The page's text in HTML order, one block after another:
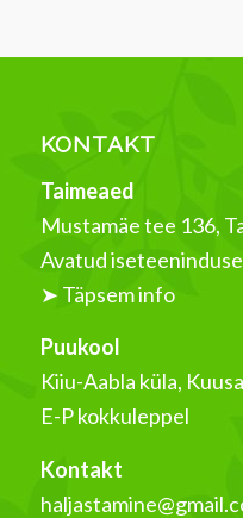
KONTAKT
Taimeaed
Mustamäe tee 136,
Avatud
➤ Täpsem info
Puukool
Kiiu-Aabla küla,
E-P kokkuleppel
Kontakt